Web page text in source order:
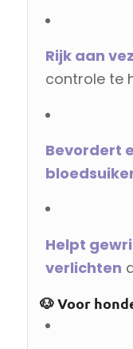
Rijk aan
controle te
Bevordert
Helpt
verlichten
🐶 Voor